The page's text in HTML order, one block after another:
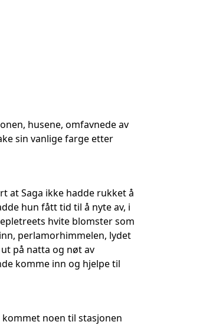
husene, omfavnede av
sin vanlige farge etter
at Saga ikke hadde rukket å
hun fått tid til å nyte av, i
hvite blomster som
perlamorhimmelen, lydet
på natta og nøt av
komme inn og hjelpe til
kommet noen til stasjonen